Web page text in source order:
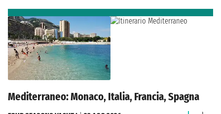
Mediterraneo: Monaco, Italia, Francia, Spagna